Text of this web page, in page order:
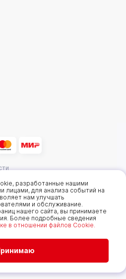
разработанные нашими
лицами, для анализа событий на
нам улучшать
и обслуживание.
нашего сайта, вы принимаете
Более подробные сведения
в отношении файлов Cookie.
рыба»
чтобы получать
показывать вам
в настройках.
без изменения
на использование
рады видеть вас на